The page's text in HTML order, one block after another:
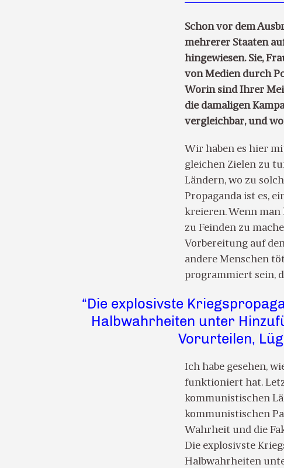
Schon vor dem
mehrerer Staaten
hingewiesen. Sie,
von Medien durch
Worin sind Ihrer
die damaligen
vergleichbar, und
Wir haben es hier
gleichen Zielen zu
Ländern, wo zu
Propaganda ist es,
kreieren. Wenn man
zu Feinden zu
Vorbereitung auf
andere Menschen
programmiert sein,
“Die explosivste
Halbwahrheiten unter
Vorurteilen,
Ich habe gesehen,
funktioniert hat.
kommunistischen
kommunistischen
Wahrheit und die
Die explosivste
Halbwahrheiten